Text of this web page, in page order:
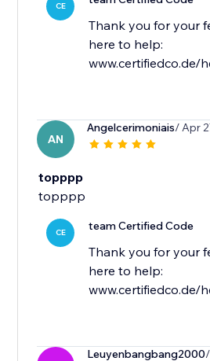
CE
Thank you for your
here to help:
www.certifiedco.de/
AN
Angelcerimoniais/ Apr
topppp
CE team Certified Code
Thank you for your
here to help:
www.certifiedco.de/
Leuyenbangbang2000